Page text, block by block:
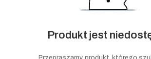
Produkt jest